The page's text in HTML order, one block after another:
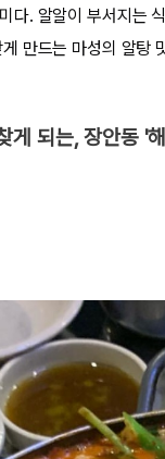
다. 알알이 부서지는
만드는 마성의 알탕
게 되는, 장안동 '